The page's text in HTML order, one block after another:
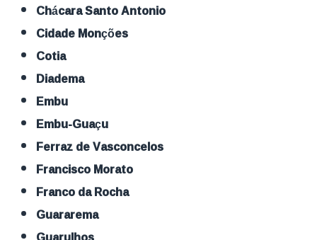
Chácara Santo Antonio
Cidade Monções
Cotia
Diadema
Embu
Embu-Guaçu
Ferraz de Vasconcelos
Francisco Morato
Franco da Rocha
Guararema